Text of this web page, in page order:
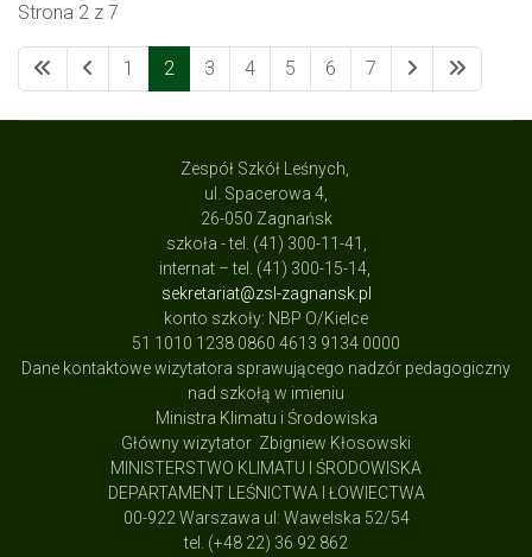
Strona 2 z 7
1 2 3 4 5 6 7
Zespół Szkół Leśnych,
ul. Spacerowa 4,
26-050 Zagnańsk
szkoła - tel. (41) 300-11-41,
internat – tel. (41) 300-15-14,
sekretariat@zsl-zagnansk.pl
konto szkoły: NBP O/Kielce
51 1010 1238 0860 4613 9134 0000
Dane kontaktowe wizytatora sprawującego nadzór pedagogiczny
nad szkołą w imieniu
Ministra Klimatu i Środowiska
Główny wizytator Zbigniew Kłosowski
MINISTERSTWO KLIMATU I ŚRODOWISKA
DEPARTAMENT LEŚNICTWA I ŁOWIECTWA
00-922 Warszawa ul: Wawelska 52/54
tel. (+48 22) 36 92 862